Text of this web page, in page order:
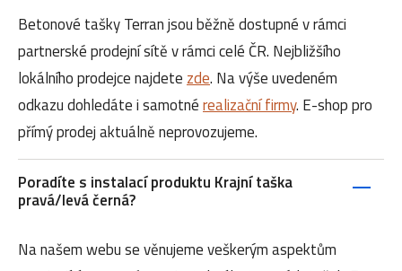
Betonové tašky Terran jsou běžně dostupné v rámci
partnerské prodejní sítě v rámci celé ČR. Nejbližšího
lokálního prodejce najdete zde. Na výše uvedeném
odkazu dohledáte i samotnérealizační firmy. E-shop pro
přímý prodej aktuálně neprovozujeme.
Poradíte s instalací produktu Krajní taška
pravá/levá černá?
Na našem webu se věnujeme veškerým aspektům